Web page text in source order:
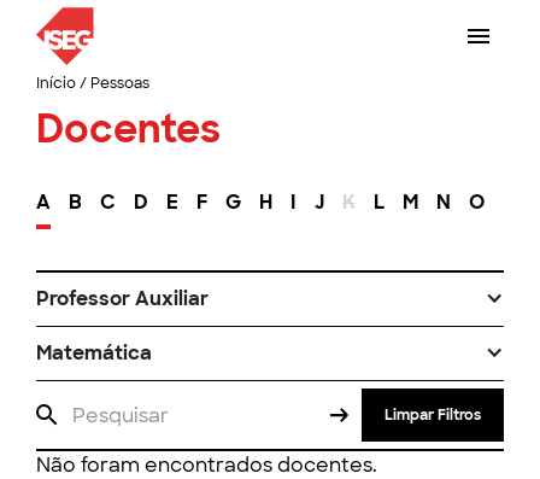
Início/ Pessoas
Docentes
A B C D E F G H I J K L M N O
Professor Auxiliar
Matemática
Limpar Filtros
Não foram encontrados docentes.